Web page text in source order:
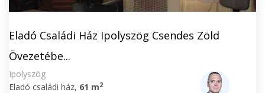
Eladó Családi Ház Ipolyszög Csendes Zöld
Övezetébe...
Ipolyszög
Eladó családi ház, 61 m2